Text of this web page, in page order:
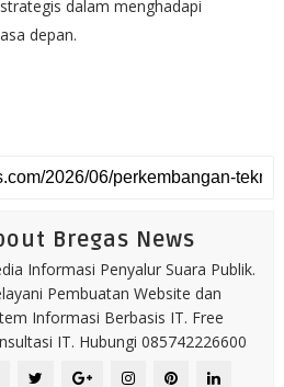
dalam menghadapi
depan.
Bregas News
Informasi Penyalur Suara Publik.
Pembuatan Website dan
Informasi Berbasis IT. Free
IT. Hubungi 085742226600